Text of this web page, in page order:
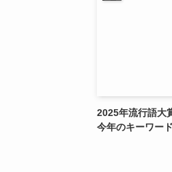
2025年流行語大
今年のキーワー